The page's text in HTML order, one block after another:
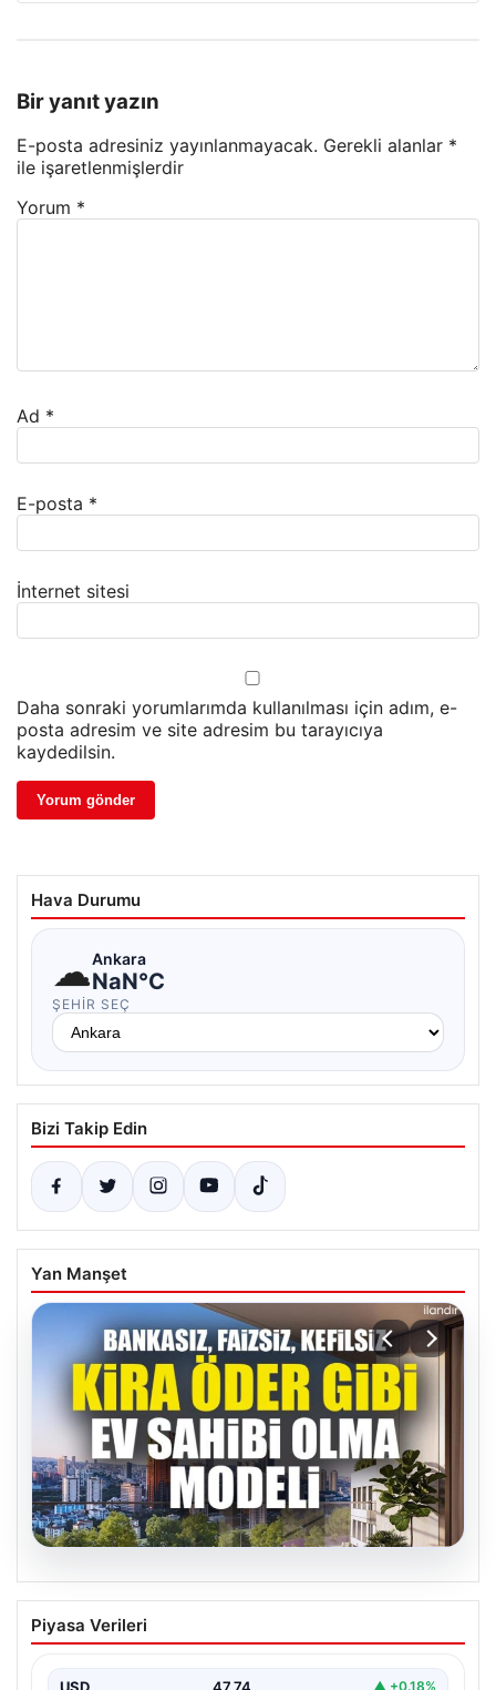
Bir yanıt yazın
E-posta adresiniz yayınlanmayacak. Gerekli alanlar *
ile işaretlenmişlerdir
Yorum *
Ad *
E-posta *
İnternet sitesi
Daha sonraki yorumlarımda kullanılması için adım, e-
posta adresim ve site adresim bu tarayıcıya
kaydedilsin.
Hava Durumu
☁Ankara
NaN°C
ŞEHIR SEÇ
Bizi Takip Edin
Yan Manşet
DAP Yapı’dan Emlak Güvencesi ile Kendi
Kendini Ödeyen Yeni Proje Ataşehir 173
çeken DAP Gayrimenkul Geliştirme, müşterilerine
Piyasa Verileri
USD 47.74 ▲ +0.18%